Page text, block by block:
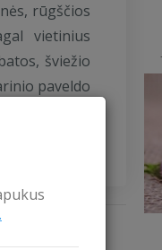
rūgščios
vietinius
šviežio
paveldo